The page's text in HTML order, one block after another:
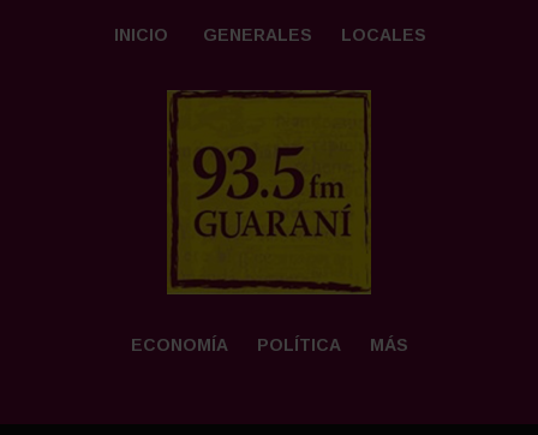
INICIO GENERALES LOCALES
ECONOMÍA POLÍTICA MÁS